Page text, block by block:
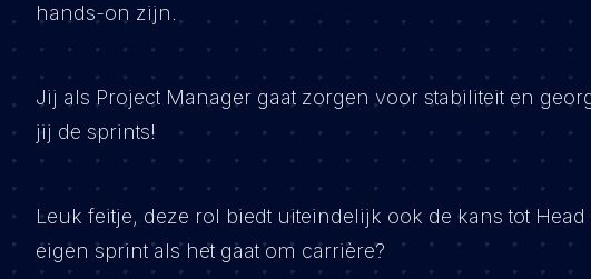
hands-on zijn.
Jij als Project Manager gaat zorgen voor stabiliteit en
jij de sprints!
Leuk feitje, deze rol biedt uiteindelijk ook de kans tot
eigen sprint als het gaat om carrière?